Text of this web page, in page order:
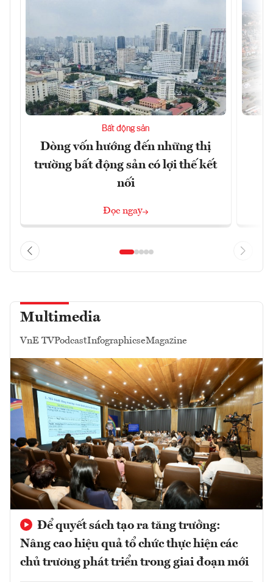
Bất động sản
Dòng vốn hướng đến những thị
trường bất động sản có lợi thế kết
nối
Đọc ngay
Multimedia
VnE TVPodcastInfographicseMagazine
Để quyết sách tạo ra tăng trưởng:
Nâng cao hiệu quả tổ chức thực hiện các
chủ trương phát triển trong giai đoạn mới